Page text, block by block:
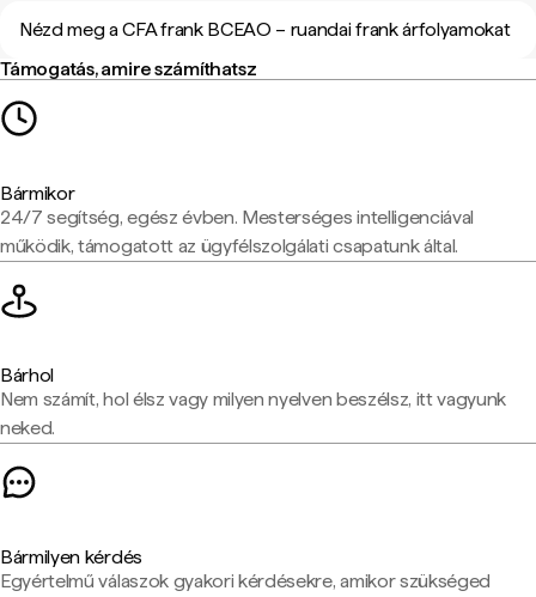
Nézd meg a CFA frank BCEAO – ruandai frank árfolyamokat
Támogatás, amire számíthatsz
Bármikor
24/7 segítség, egész évben. Mesterséges intelligenciával
működik, támogatott az ügyfélszolgálati csapatunk által.
Bárhol
Nem számít, hol élsz vagy milyen nyelven beszélsz, itt vagyunk
neked.
Bármilyen kérdés
Egyértelmű válaszok gyakori kérdésekre, amikor szükséged